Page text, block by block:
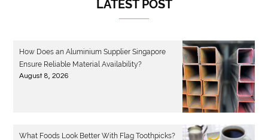
LATEST POST
How Does an Aluminium Supplier Singapore
Ensure Reliable Material Availability?
August 8, 2026
What Foods Look Better With Flag Toothpicks?